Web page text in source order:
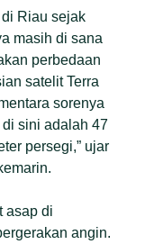
Riau sejak
masih di sana
perbedaan
satelit Terra
sorenya
sini adalah 47
persegi,” ujar
asap di
angin.